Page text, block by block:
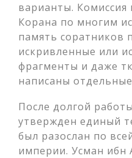
варианты. Комиссия
Корана по многим
память соратников
искривленные или
фрагменты и даже
написаны
После долгой
утвержден единый
был разослан по
империи. Усман ибн